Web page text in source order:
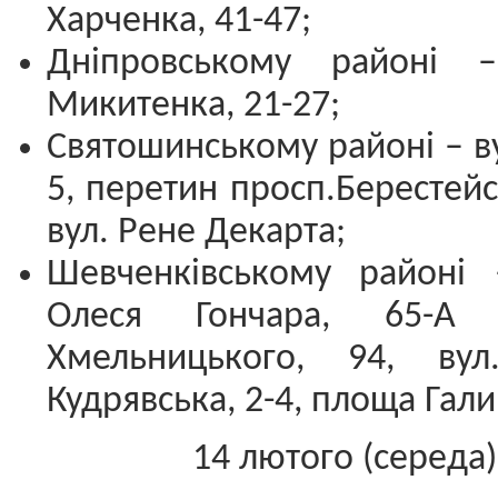
Харченка, 41-47;
Дніпровському районі
Микитенка, 21-27;
Святошинському районі –
5, перетин
вул. Рене Декарта;
Шевченківському
Олеся Гончара, 65-А
Хмельницького, 94,
Кудрявська, 2-4, площа
14 лютого